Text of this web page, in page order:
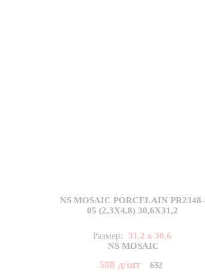
NS MOSAIC PORCELAIN PR2348-
05 (2,3X4,8) 30,6X31,2
Размер:
31.2 x 30.6
NS MOSAIC
588д/шт 632